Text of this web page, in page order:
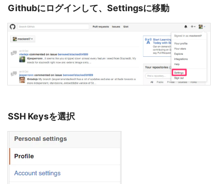
Githubにログインして、Settingsに移動
SSH Keysを選択